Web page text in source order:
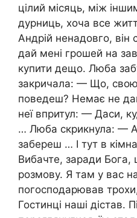
цілий місяць, між
дурниць, хоча все
Андрій ненадовго, він
дай мені грошей на
купити дещо. Люба
закричала: — Що,
поведеш? Немає не
неї впритул: — Даси,
… Люба скрикнула: —
забереш … І тут в
Вибачте, заради
розмову. Я там у вас на
погосподарював
Гостинці наші дістав.